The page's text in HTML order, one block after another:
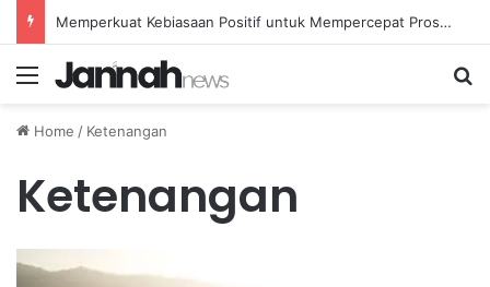
Memperkuat Kebiasaan Positif untuk Mempercepat Proses Pemulihan Mental Anda
Menu
Home / Ketenangan
Ketenangan